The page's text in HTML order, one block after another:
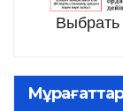
Мұрағаттар